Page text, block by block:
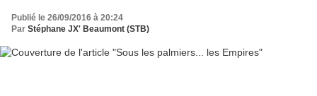
Publié le 26/09/2016 à 20:24
Par Stéphane JX' Beaumont (STB)